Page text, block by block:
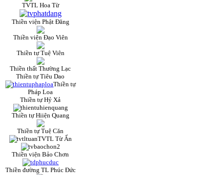
TVTL Hoa Từ
Thiền viện Phật Đăng
Thiền viện Đạo Viên
Thiền tự Tuệ Viên
Thiền thất Thường Lạc
Thiền tự Tiêu Dao
Thiền tự
Pháp Loa
Thiền tự Hỷ Xả
Thiền tự Hiiện Quang
Thiền tự Tuệ Căn
TVTL Từ Ấn
Thiền viện Bảo Chơn
Thiền đường TL Phúc Đức